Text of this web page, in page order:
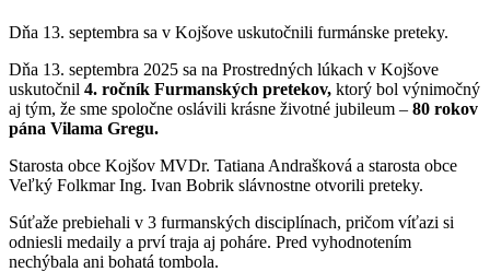
Dňa 13. septembra sa v Kojšove uskutočnili furmánske preteky.
Dňa 13. septembra 2025 sa na Prostredných lúkach v Kojšove
uskutočnil 4. ročník Furmanských pretekov, ktorý bol výnimočný
aj tým, že sme spoločne oslávili krásne životné jubileum – 80 rokov
pána Vilama Gregu.
Starosta obce Kojšov MVDr. Tatiana Andrašková a starosta obce
Veľký Folkmar Ing. Ivan Bobrik slávnostne otvorili preteky.
Súťaže prebiehali v 3 furmanských disciplínach, pričom víťazi si
odniesli medaily a prví traja aj poháre. Pred vyhodnotením
nechýbala ani bohatá tombola.